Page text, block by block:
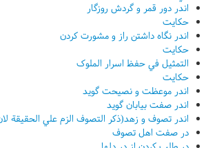
اندر دور قمر و گردش روزگار
حکايت
اندر نگاه داشتن راز و مشورت کردن
حکايت
التمثيل في حفظ اسرار الملوک
حکايت
اندر موعظت و نصيحت گويد
اندر صفت بيابان گويد
اندر تصوف و زهد(ذکر التصوف الزم علي الحقيقة
در صفت اهل تصوف